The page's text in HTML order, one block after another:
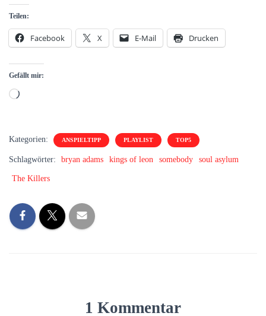
Teilen:
Facebook X E-Mail Drucken
Gefällt mir:
Wird
Kategorien: ANSPIELTIPP PLAYLIST TOP5
Schlagwörter: bryan adams kings of leon somebody soul asylum
The Killers
1 Kommentar